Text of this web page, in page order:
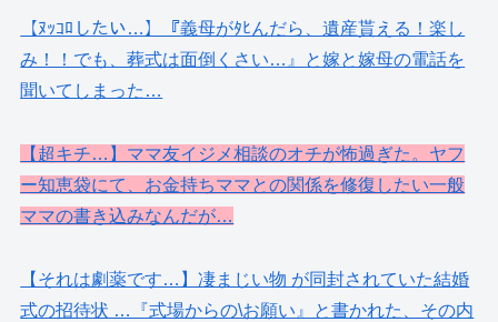
【ﾇｯｺﾛしたい…】『義母がﾀﾋんだら、遺産貰える！楽し
み！！でも、葬式は面倒くさい…』と嫁と嫁母の電話を
聞いてしまった…
【超キチ…】ママ友イジメ相談のオチが怖過ぎた。ヤフ
ー知恵袋にて、お金持ちママとの関係を修復したい一般
ママの書き込みなんだが…
【それは劇薬です…】凄まじい物 が同封されていた結婚
式の招待状 …『式場からの\お願い』と書かれた、その内